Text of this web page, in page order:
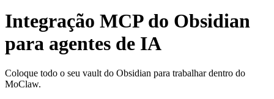
Integração MCP do Obsidian
para agentes de IA
Coloque todo o seu vault do Obsidian para trabalhar dentro do
MoClaw.